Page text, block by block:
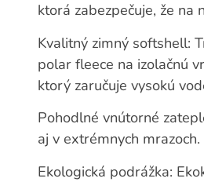
ktorá zabezpečuje, že na
Kvalitný zimný softshell:
polar fleece na izolačnú
ktorý zaručuje vysokú
Pohodlné vnútorné
aj v extrémnych mrazoch.
Ekologická podrážka: